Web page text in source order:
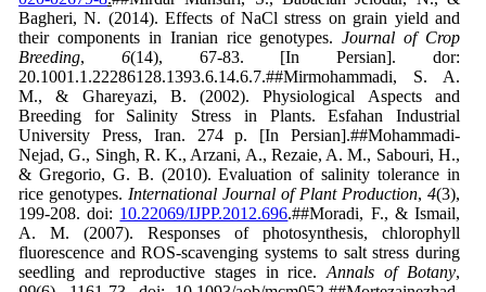
Bagheri, N. (2014). Effects of NaCl stress on grain yield and
their components in Iranian rice genotypes.Journal of Crop
Breeding, 6(14), 67-83. [In Persian]. dor:
20.1001.1.22286128.1393.6.14.6.7.##Mirmohammadi, S. A.
M., & Ghareyazi, B. (2002). Physiological Aspects and
Breeding for Salinity Stress in Plants. Esfahan Industrial
University Press, Iran. 274 p. [In Persian].##Mohammadi-
Nejad, G., Singh, R. K., Arzani, A., Rezaie, A. M., Sabouri, H.,
& Gregorio, G. B. (2010). Evaluation of salinity tolerance in
rice genotypes. International Journal of Plant Production, 4(3),
199-208. doi: 10.22069/IJPP.2012.696.##Moradi, F., & Ismail,
A. M. (2007). Responses of photosynthesis, chlorophyll
fluorescence and ROS-scavenging systems to salt stress during
seedling and reproductive stages in rice.Annals of Botany,